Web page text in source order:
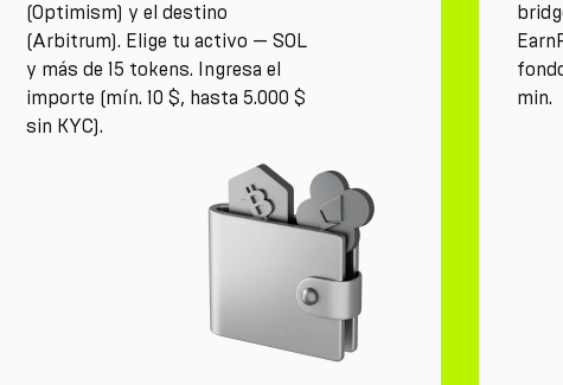
(Optimism) y el destino
(Arbitrum). Elige tu activo — SOL
y más de 15 tokens. Ingresa el
importe (mín. 10 $, hasta 5.000 $
sin KYC).
min.